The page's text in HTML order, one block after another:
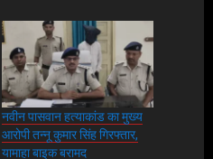
नवीन पासवान हत्याकांड का मुख्य
आरोपी तन्नू कुमार सिंह गिरफ्तार,
यामाहा बाइक बरामद